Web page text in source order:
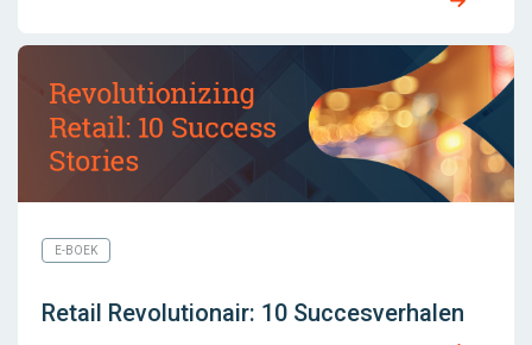
E-BOEK
Retail Revolutionair: 10 Succesverhalen